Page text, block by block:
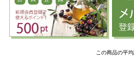
この商品の平均